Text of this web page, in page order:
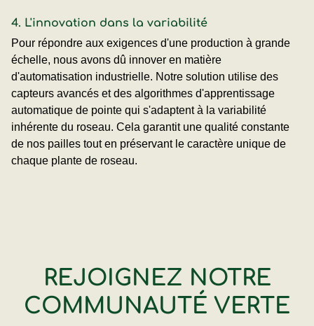
4. L'innovation dans la variabilité
Pour répondre aux exigences d'une production à grande
échelle, nous avons dû innover en matière
d'automatisation industrielle. Notre solution utilise des
capteurs avancés et des algorithmes d'apprentissage
automatique de pointe qui s'adaptent à la variabilité
inhérente du roseau. Cela garantit une qualité constante
de nos pailles tout en préservant le caractère unique de
chaque plante de roseau.
REJOIGNEZ NOTRE
COMMUNAUTÉ VERTE